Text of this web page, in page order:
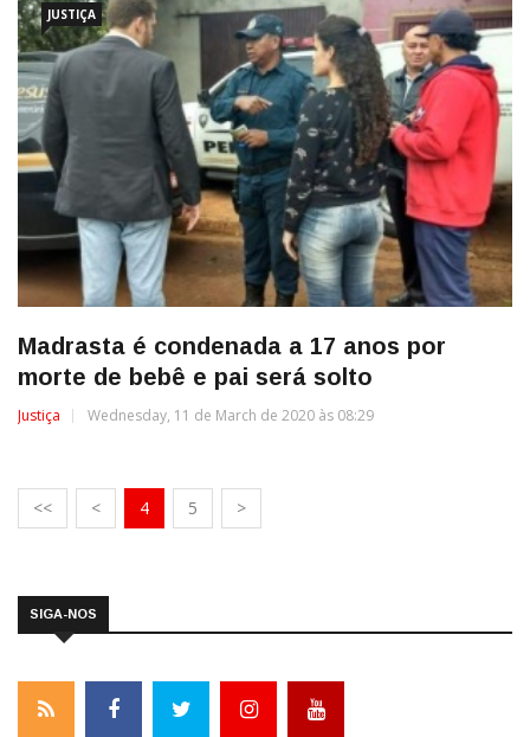
JUSTIÇA
Madrasta é condenada a 17 anos por
morte de bebê e pai será solto
Justiça Wednesday, 11 de March de 2020 às 08:29
<< < 4 5 >
SIGA-NOS